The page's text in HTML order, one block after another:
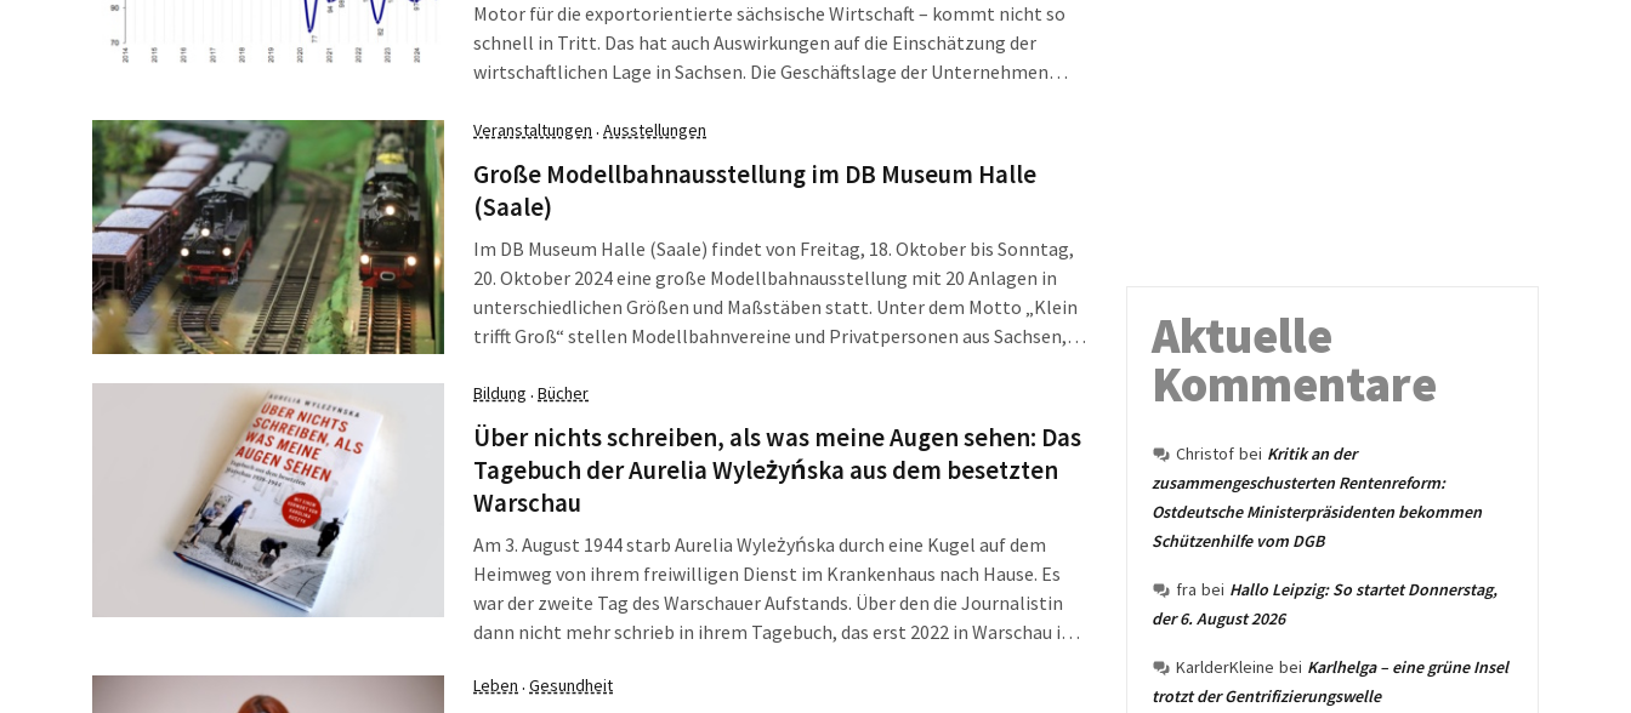
Motor für die exportorientierte sächsische Wirtschaft – kommt nicht so
schnell in Tritt. Das hat auch Auswirkungen auf die Einschätzung der
wirtschaftlichen Lage in Sachsen. Die Geschäftslage der Unternehmen
erneut leicht verschlechtern, melden nun die drei sächsischen IHKs […]
Veranstaltungen · Ausstellungen
Große Modellbahnausstellung im DB Museum Halle
(Saale)
Im DB Museum Halle (Saale) findet von Freitag, 18. Oktober bis Sonntag,
20. Oktober 2024 eine große Modellbahnausstellung mit 20 Anlagen in
unterschiedlichen Größen und Maßstäben statt. Unter dem Motto „Klein
trifft Groß“ stellen Modellbahnvereine und Privatpersonen aus Sachsen,
gestalteten Modul- und Schauanlagen vor. Zudem wird die
museumseigene Gartenbahn-Anlage (Spur […]
Bildung · Bücher
Über nichts schreiben, als was meine Augen sehen: Das
Tagebuch der Aurelia Wyleżyńska aus dem besetzten
Warschau
Am 3. August 1944 starb Aurelia Wyleżyńska durch eine Kugel auf dem
Heimweg von ihrem freiwilligen Dienst im Krankenhaus nach Hause. Es
war der zweite Tag des Warschauer Aufstands. Über den die Journalistin
dann nicht mehr schrieb in ihrem Tagebuch, das erst 2022 in Warschau im
Leben · Gesundheit
Aktuelle
Kommentare
Christof bei Kritik an der
zusammengeschusterten Rentenreform:
Ostdeutsche Ministerpräsidenten bekommen
Schützenhilfe vom DGB
fra bei Hallo Leipzig: So startet Donnerstag,
der 6. August 2026
KarlderKleine bei Karlhelga – eine grüne Insel
trotzt der Gentrifizierungswelle